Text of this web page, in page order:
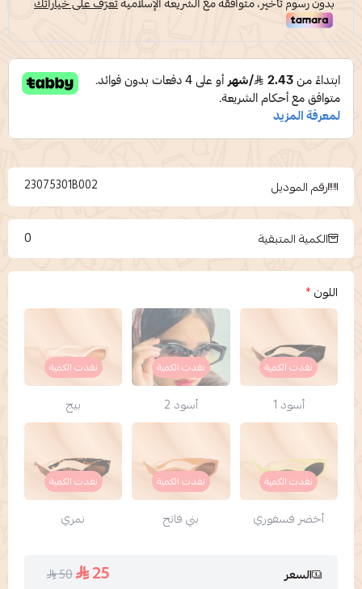
رقم الموديل 23075301B002
الكمية المتبقية 0
اللون*
نفدت الكمية
أسود 1
نفدت الكمية
أسود 2
نفدت الكمية
بيج
نفدت الكمية
أخضر فسفوري
نفدت الكمية
بني فاتح
نفدت الكمية
نمري
السعر 25
50